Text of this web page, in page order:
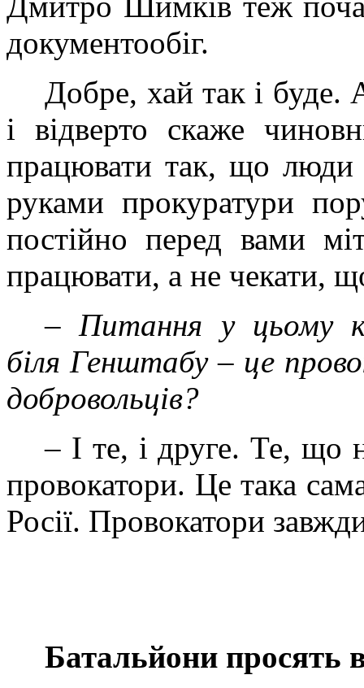
документообіг.
Добре, хай так і
і відверто скаже
працювати так, що люди
руками прокуратури
постійно перед вами
працювати, а не чекати,
– Питання у цьому
біля Генштабу – це
добровольців?
– І те, і друге. Те, що
провокатори. Це така
Росії. Провокатори
Батальйони просять